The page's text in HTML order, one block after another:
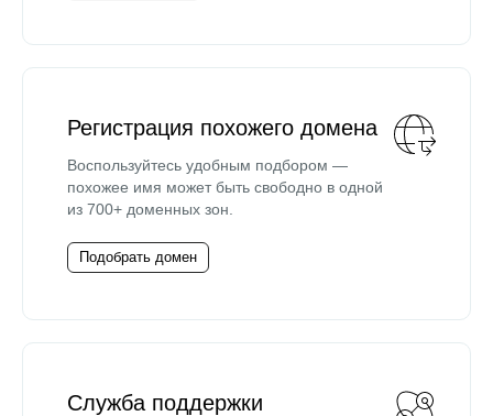
Регистрация похожего домена
Воспользуйтесь удобным подбором —
похожее имя может быть свободно в одной
из 700+ доменных зон.
Подобрать домен
Служба поддержки